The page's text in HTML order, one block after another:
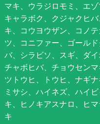
マキ、ウラジロモミ、エ
キャラボク、クジャクヒ
キ、コウヨウザン、コノ
ツ、コニファー、ゴール
バ、シラビソ、スギ、ダイ
チャボヒバ、チョウセンマ
ツトウヒ、トウヒ、ナギ
ミサシ、ハイネズ、ハイ
キ、ヒノキアスナロ、ヒ
キ